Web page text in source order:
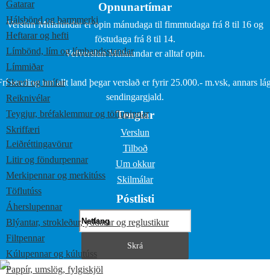
Gatarar
Hálsbönd og barmmerki
Heftarar og hefti
Límbönd, lím og límbandsstandar
Límmiðar
Skæri og hnífar
Reiknivélar
Teygjur, bréfaklemmur og töflupinnar
Skriffæri
Leiðréttingavörur
Litir og föndurpennar
Merkipennar og merkitúss
Töflutúss
Áherslupennar
Blýantar, strokleður, yddarar og reglustikur
Filtpennar
Kúlupennar og kúlutúss
Pappír, umslög, fylgiskjöl
Opnunartímar
Verslun Múlalundar er opin mánudaga til fimmtudaga frá 8 til 16 og
föstudaga frá 8 til 14.
Vefverslun Múlalundar er alltaf opin.
sending um allt land þegar verslað er fyrir 25.000.- m.vsk, annars
sendingargjald.
Tenglar
Verslun
Tilboð
Um okkur
Skilmálar
Póstlisti